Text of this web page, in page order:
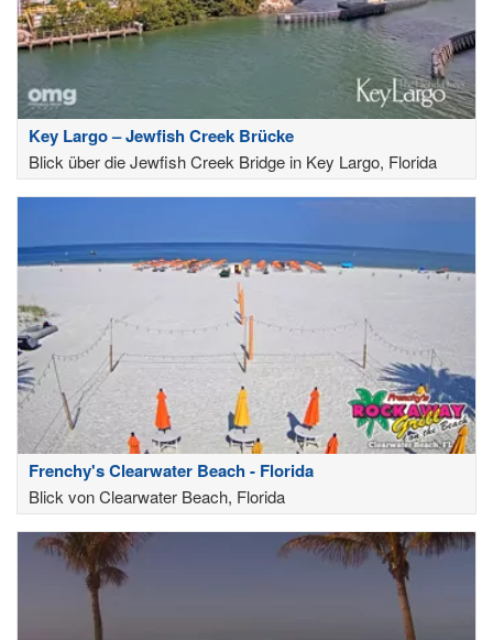
Key Largo – Jewfish Creek Brücke
Blick über die Jewfish Creek Bridge in Key Largo, Florida
Frenchy's Clearwater Beach - Florida
Blick von Clearwater Beach, Florida